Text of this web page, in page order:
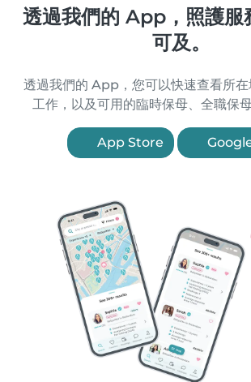
透過我們的 App，照護服
可及。
透過我們的 App，您可以快速查看所
工作，以及可用的臨時保母、全職保
App Store